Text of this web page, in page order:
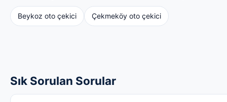
Beykoz oto çekici Çekmeköy oto çekici
Sık Sorulan Sorular